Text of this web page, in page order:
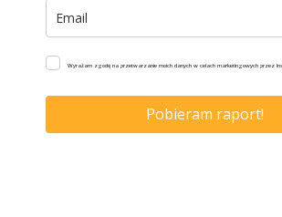
Wyrażam zgodę na przetwarzanie moich danych w celach marketingowych przez
Pobieram raport!